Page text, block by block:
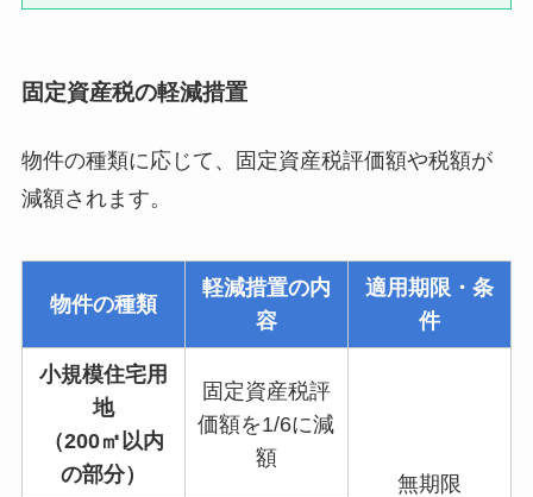
固定資産税の軽減措置
物件の種類に応じて、固定資産税評価額や税額が
減額されます。
物件の種類
軽減措置の内
容
適用期限・条
件
小規模住宅用
地
（200㎡以内
の部分）
固定資産税評
価額を1/6に減
額
無期限